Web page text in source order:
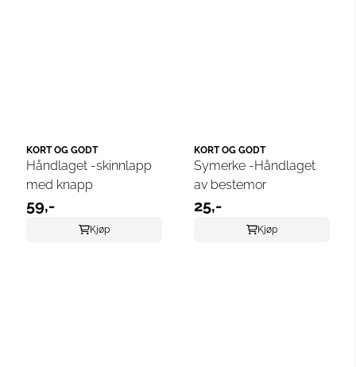
KORT OG GODT
Håndlaget -skinnlapp
med knapp
59,-
Kjøp
KORT OG GODT
Symerke -Håndlaget
av bestemor
25,-
Kjøp